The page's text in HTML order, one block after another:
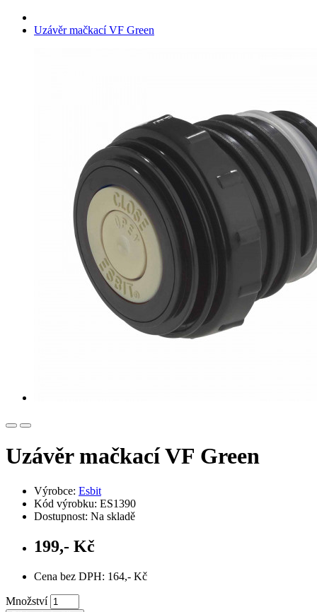
Uzávěr mačkací VF Green
Uzávěr mačkací VF Green
Výrobce: Esbit
Kód výrobku: ES1390
Dostupnost: Na skladě
199,- Kč
Cena bez DPH: 164,- Kč
Množství